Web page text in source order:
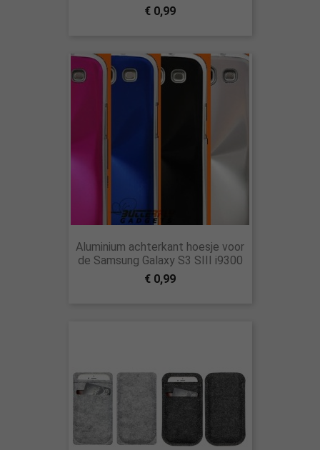
€ 0,99
Aluminium achterkant hoesje voor
de Samsung Galaxy S3 SIII i9300
€ 0,99